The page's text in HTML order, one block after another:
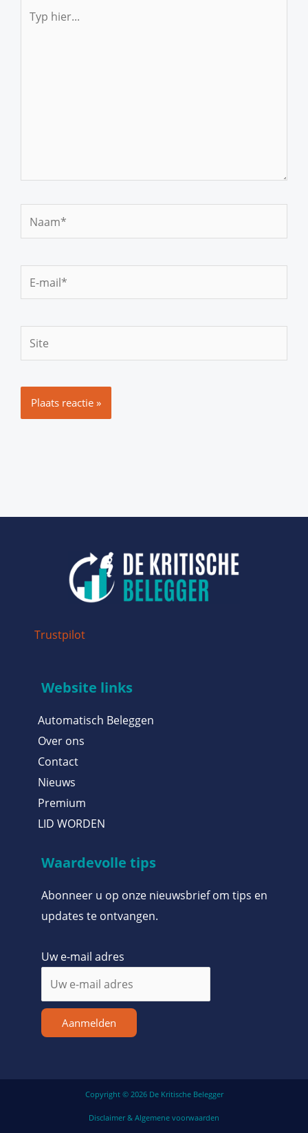
hier...
mail*
Site
Trustpilot
Website links
Automatisch Beleggen
Over ons
Contact
Nieuws
Premium
LID WORDEN
Waardevolle tips
Abonneer u op onze nieuwsbrief om tips en
updates te ontvangen.
Uw e-mail adres
Aanmelden
Copyright © 2026 De Kritische Belegger
Disclaimer & Algemene voorwaarden